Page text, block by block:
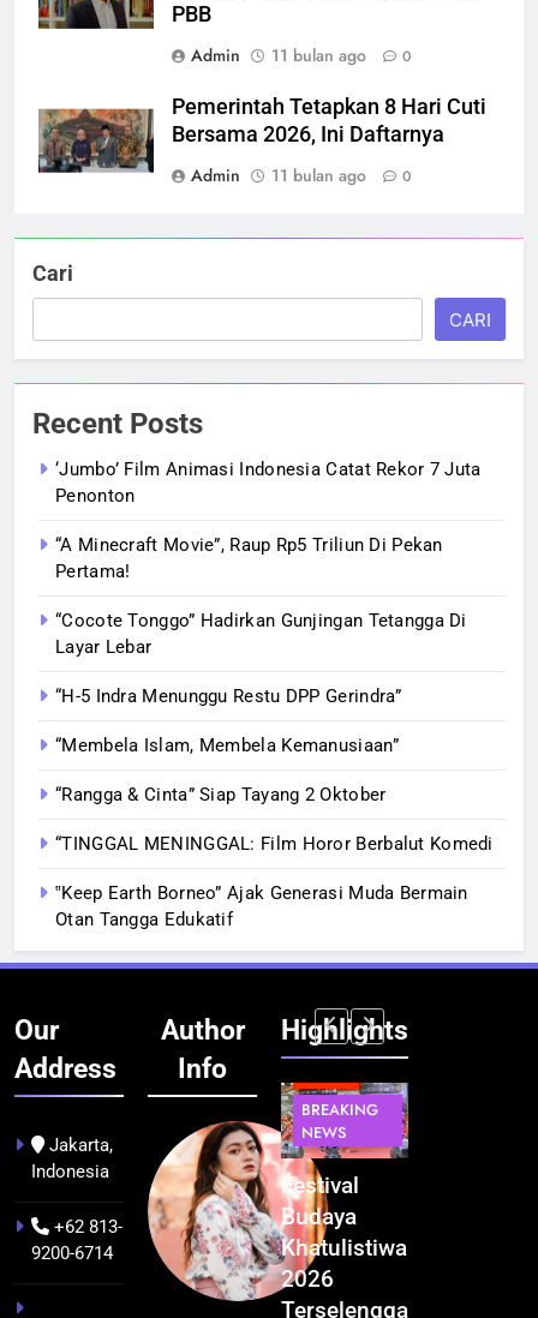
PBB
Admin
11 bulan ago 0
Pemerintah Tetapkan 8 Hari Cuti
Bersama 2026, Ini Daftarnya
Admin
11 bulan ago 0
Cari
CARI
Recent Posts
‘Jumbo’ Film Animasi Indonesia Catat Rekor 7 Juta
Penonton
“A Minecraft Movie”, Raup Rp5 Triliun Di Pekan
Pertama!
“Cocote Tonggo” Hadirkan Gunjingan Tetangga Di
Layar Lebar
“H-5 Indra Menunggu Restu DPP Gerindra”
“Membela Islam, Membela Kemanusiaan”
“Rangga & Cinta” Siap Tayang 2 Oktober
“TINGGAL MENINGGAL: Film Horor Berbalut Komedi
‟Keep Earth Borneo” Ajak Generasi Muda Bermain
Otan Tangga Edukatif
Our
Address
Jakarta,
Indonesia
+62 813-
9200-6714
Author
Info
Highlights
BERITA
NEWS
Kualitas
Pramuwisata
Dukung
Peningkatan
TEKNOLOGI
Indonesia
Resmi
Bangun AI
Factory
BREAKING
NEWS
Festival
Budaya
Khatulistiwa
2026
Terselenggara